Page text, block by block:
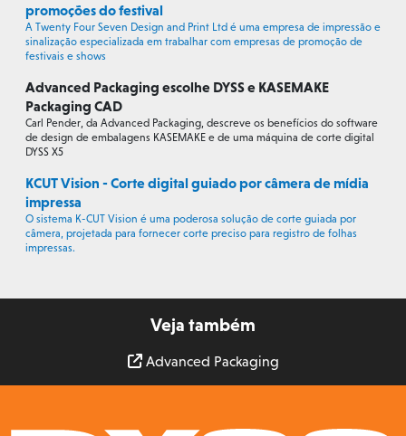
promoções do festival
A Twenty Four Seven Design and Print Ltd é uma empresa de impressão e
sinalização especializada em trabalhar com empresas de promoção de
festivais e shows
Advanced Packaging escolhe DYSS e KASEMAKE
Packaging CAD
Carl Pender, da Advanced Packaging, descreve os benefícios do software
de design de embalagens KASEMAKE e de uma máquina de corte digital
DYSS X5
KCUT Vision - Corte digital guiado por câmera de mídia
impressa
O sistema K-CUT Vision é uma poderosa solução de corte guiada por
câmera, projetada para fornecer corte preciso para registro de folhas
impressas.
Veja também
Advanced Packaging